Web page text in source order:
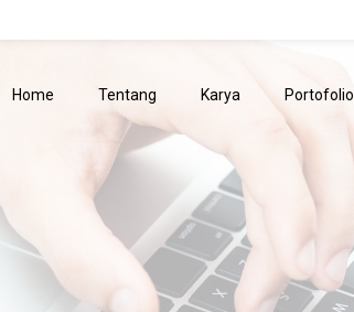
Home Tentang Karya Portofolio